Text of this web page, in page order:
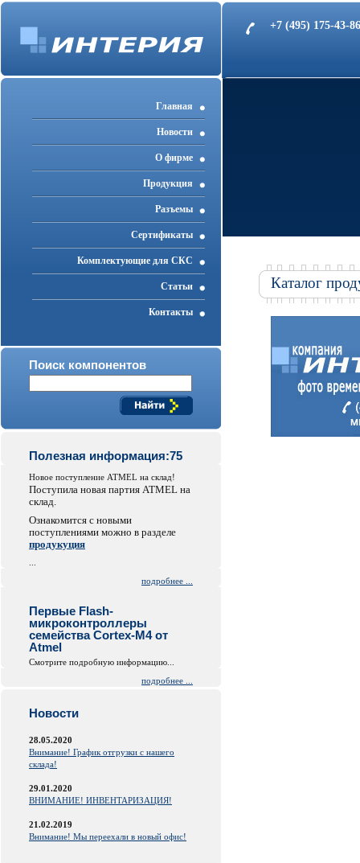
+7 (495) 175-43-
Главная
Новости
О фирме
Продукция
Разъемы
Cертификаты
Комплектующие для СКС
Статьи
Контакты
Поиск компонентов
Полезная информация:75
Новое поступление ATMEL на склад!
Поступила новая партия ATMEL на
склад.
Ознакомится с новыми
поступлениями можно в разделе
продукуция
подробнее ...
Первые Flash-
микроконтроллеры
семейства Cortex-M4 от
Atmel
Смотрите подробную информацию...
подробнее ...
Новости
28.05.2020
Внимание! График отгрузки с нашего
склада!
29.01.2020
ВНИМАНИЕ! ИНВЕНТАРИЗАЦИЯ!
21.02.2019
Внимание! Мы переехали в новый офис!
Каталог